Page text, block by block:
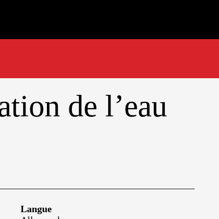
de l’eau
Langue